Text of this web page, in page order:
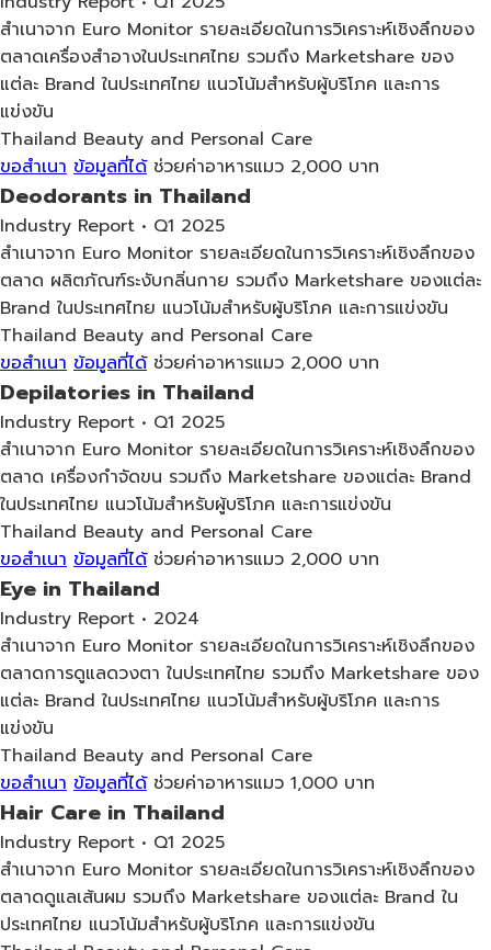
สำเนาจาก Euro Monitor รายละเอียดในการวิเคราะห์เชิงลึกของ
ตลาดเครื่องสำอางในประเทศไทย รวมถึง Marketshare ของ
แต่ละ Brand ในประเทศไทย แนวโน้มสำหรับผู้บริโภค และการ
แข่งขัน
Thailand Beauty and Personal Care
ขอสำเนา ข้อมูลที่ได้ ช่วยค่าอาหารแมว 2,000 บาท
Deodorants in Thailand
Industry Report • Q1 2025
สำเนาจาก Euro Monitor รายละเอียดในการวิเคราะห์เชิงลึกของ
ตลาด ผลิตภัณฑ์ระงับกลิ่นกาย รวมถึง Marketshare ของแต่ละ
Brand ในประเทศไทย แนวโน้มสำหรับผู้บริโภค และการแข่งขัน
Thailand Beauty and Personal Care
ขอสำเนา ข้อมูลที่ได้ ช่วยค่าอาหารแมว 2,000 บาท
Depilatories in Thailand
Industry Report • Q1 2025
สำเนาจาก Euro Monitor รายละเอียดในการวิเคราะห์เชิงลึกของ
ตลาด เครื่องกำจัดขน รวมถึง Marketshare ของแต่ละ Brand
ในประเทศไทย แนวโน้มสำหรับผู้บริโภค และการแข่งขัน
Thailand Beauty and Personal Care
ขอสำเนา ข้อมูลที่ได้ ช่วยค่าอาหารแมว 2,000 บาท
Eye in Thailand
Industry Report • 2024
สำเนาจาก Euro Monitor รายละเอียดในการวิเคราะห์เชิงลึกของ
ตลาดการดูแลดวงตา ในประเทศไทย รวมถึง Marketshare ของ
แต่ละ Brand ในประเทศไทย แนวโน้มสำหรับผู้บริโภค และการ
แข่งขัน
Thailand Beauty and Personal Care
ขอสำเนา ข้อมูลที่ได้ ช่วยค่าอาหารแมว 1,000 บาท
Hair Care in Thailand
Industry Report • Q1 2025
สำเนาจาก Euro Monitor รายละเอียดในการวิเคราะห์เชิงลึกของ
ตลาดดูแลเส้นผม รวมถึง Marketshare ของแต่ละ Brand ใน
ประเทศไทย แนวโน้มสำหรับผู้บริโภค และการแข่งขัน